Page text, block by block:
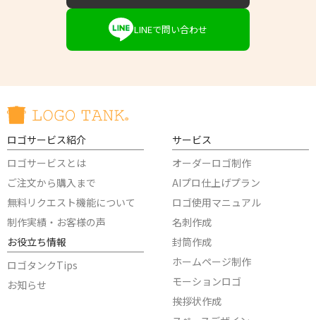
LINEで問い合わせ
ロゴサービス紹介
ロゴサービスとは
ご注文から購入まで
無料リクエスト機能について
制作実績・お客様の声
お役立ち情報
ロゴタンクTips
お知らせ
サービス
オーダーロゴ制作
AIプロ仕上げプラン
ロゴ使用マニュアル
名刺作成
封筒作成
ホームページ制作
モーションロゴ
挨拶状作成